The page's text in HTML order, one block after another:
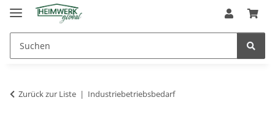
Zurück zur Liste Industriebetriebsbedarf